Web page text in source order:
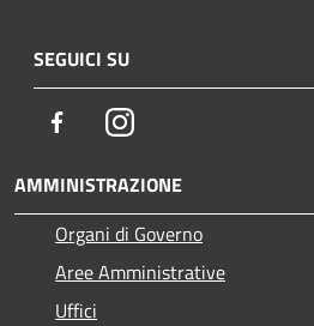
SEGUICI SU
FacebookInstagram
AMMINISTRAZIONE
Organi di Governo
Aree Amministrative
Uffici